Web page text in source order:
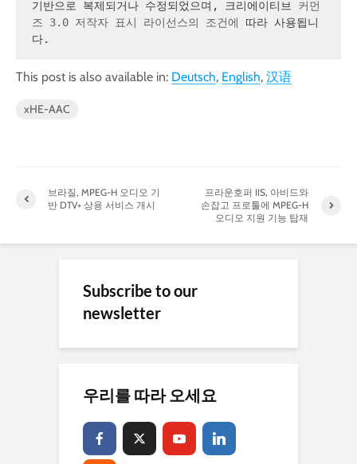
기반으로 복제되거나 수정되었으며, 크리에이티브 커먼
즈 3.0 저작자 표시 라이선스의 조건에
따라 사용됩니
다.
This post is also available in: Deutsch English 汉语
xHE-AAC
브라질, MPEG-H 오디오 기
반 DTV+ 상용 서비스 개시
프라운호퍼 IIS, 아비드와
손잡고 프로툴에 MPEG-H
오디오 지원 기능 탑재
Subscribe to our
newsletter
우리를 따라 오세요